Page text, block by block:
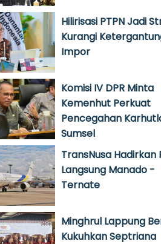
Hilirisasi PTPN Jadi
Kurangi
Impor
Komisi IV DPR Minta
Kemenhut Perkuat
Pencegahan
Sumsel
TransNusa Hadirkan
Langsung Manado -
Ternate
Minghrul Lappung
Kukuhkan Septriana